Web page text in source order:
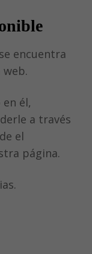
encuentra
él,
a través
el
página.